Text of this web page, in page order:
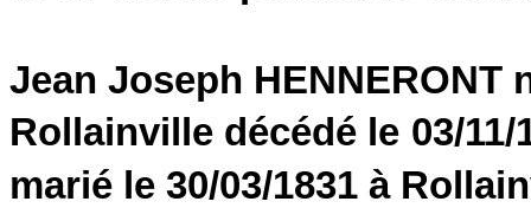
Jean Joseph HENNERONT
Rollainville décédé le 03/
marié le 30/03/1831 à